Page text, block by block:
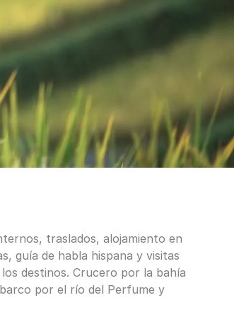
traslados, alojamiento en
guía de habla hispana y visitas
destinos. Crucero por la bahía
por el río del Perfume y